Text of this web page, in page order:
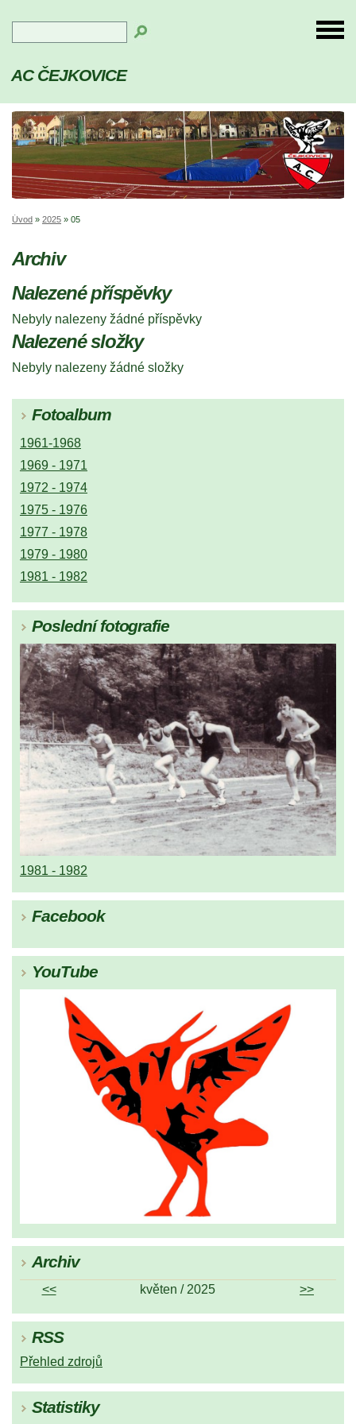
AC ČEJKOVICE
Úvod » 2025 » 05
Archiv
Nalezené příspěvky
Nebyly nalezeny žádné příspěvky
Nalezené složky
Nebyly nalezeny žádné složky
Fotoalbum
1961-1968
1969 - 1971
1972 - 1974
1975 - 1976
1977 - 1978
1979 - 1980
1981 - 1982
Poslední fotografie
1981 - 1982
Facebook
YouTube
Archiv
<< květen / 2025 >>
RSS
Přehled zdrojů
Statistiky